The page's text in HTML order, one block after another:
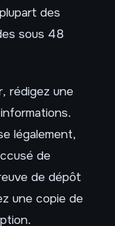
des
sous 48
rédigez une
légalement,
de
de dépôt
une copie de